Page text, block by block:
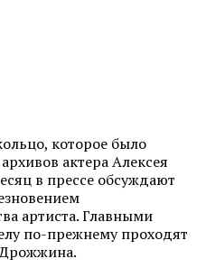
которое было
актера Алексея
в прессе обсуждают
артиста. Главными
по-прежнему проходят